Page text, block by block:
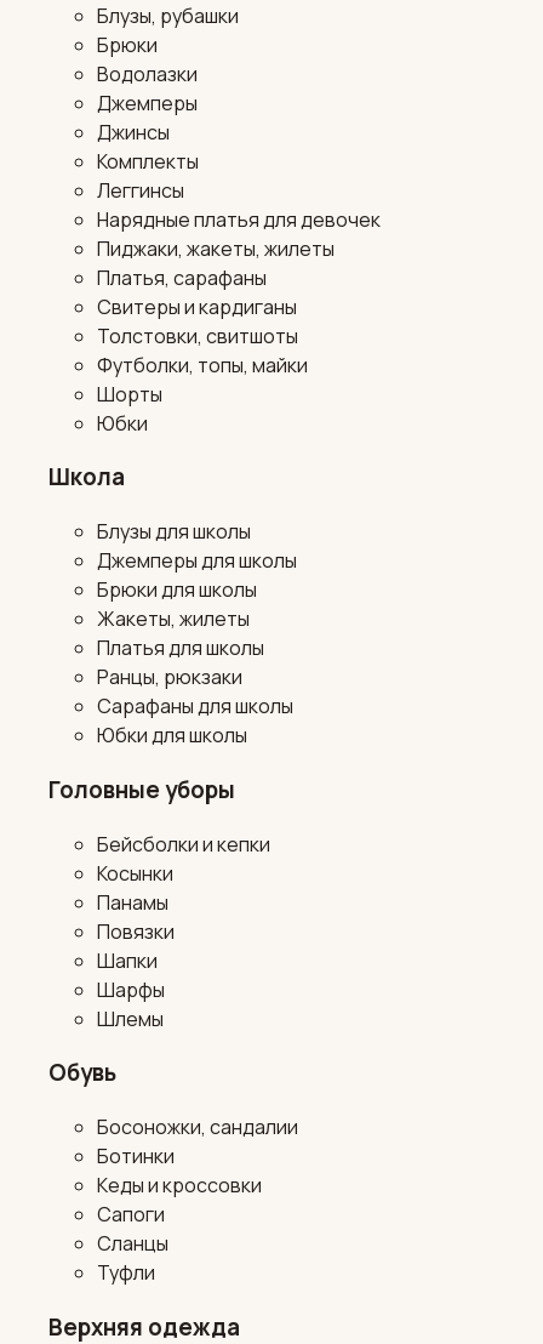
Блузы, рубашки
Брюки
Водолазки
Джемперы
Джинсы
Комплекты
Леггинсы
Нарядные платья для девочек
Пиджаки, жакеты, жилеты
Платья, сарафаны
Свитеры и кардиганы
Толстовки, свитшоты
Футболки, топы, майки
Шорты
Юбки
Школа
Блузы для школы
Джемперы для школы
Брюки для школы
Жакеты, жилеты
Платья для школы
Ранцы, рюкзаки
Сарафаны для школы
Юбки для школы
Головные уборы
Бейсболки и кепки
Косынки
Панамы
Повязки
Шапки
Шарфы
Шлемы
Обувь
Босоножки, сандалии
Ботинки
Кеды и кроссовки
Сапоги
Сланцы
Туфли
Верхняя одежда